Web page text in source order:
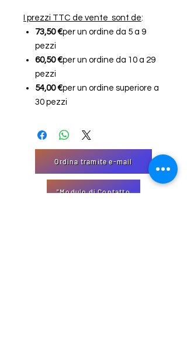
I prezzi TTC de vente sont de:
73,50 €per un ordine da 5 a 9
pezzi
60,50 €per un ordine da 10 a 29
pezzi
54,00 €per un ordine superiore a
30 pezzi
Ordina tramite e-mail
"Modulo di Contatto